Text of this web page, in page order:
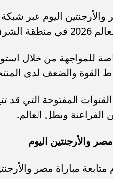
إفريقيا.
للمواجهة من خلال
القوة والضعف لدى
المفتوحة التي قد
الفراعنة وبطل العالم.
والأرجنتين اليوم
مباراة مصر